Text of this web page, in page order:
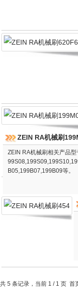
ZEIN RA机械刷
ZEIN RA机械刷相关产品
B05,199B07,199B09等。
共 5 条记录，当前 1 / 1 页